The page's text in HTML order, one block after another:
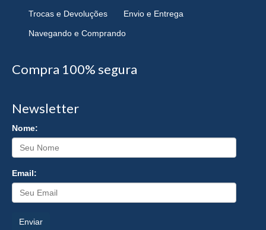
Trocas e Devoluções Envio e Entrega
Navegando e Comprando
Compra 100% segura
Newsletter
Nome:
Email:
Enviar